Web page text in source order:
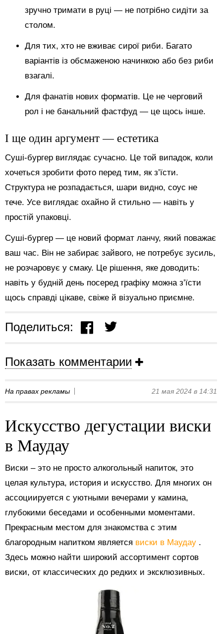
зручно тримати в руці — не потрібно сидіти за
столом.
Для тих, хто не вживає сирої риби. Багато
варіантів із обсмаженою начинкою або без риби
взагалі.
Для фанатів нових форматів. Це не черговий
рол і не банальний фастфуд — це щось інше.
І ще один аргумент — естетика
Суші-бургер виглядає сучасно. Це той випадок, коли
хочеться зробити фото перед тим, як з’їсти.
Структура не розпадається, шари видно, соус не
тече. Усе виглядає охайно й стильно — навіть у
простій упаковці.
Суші-бургер — це новий формат ланчу, який поважає
ваш час. Він не забирає зайвого, не потребує зусиль,
не розчаровує у смаку. Це рішення, яке доводить:
навіть у будній день посеред графіку можна з’їсти
щось справді цікаве, свіже й візуально приємне.
Поделиться:
Показать комментарии
На правах рекламы 21 мая 2024 в 14:31
Искусство дегустации виски
в Маудау
Виски – это не просто алкогольный напиток, это
целая культура, история и искусство. Для многих он
ассоциируется с уютными вечерами у камина,
глубокими беседами и особенными моментами.
Прекрасным местом для знакомства с этим
благородным напитком является виски в Маудау .
Здесь можно найти широкий ассортимент сортов
виски, от классических до редких и эксклюзивных.